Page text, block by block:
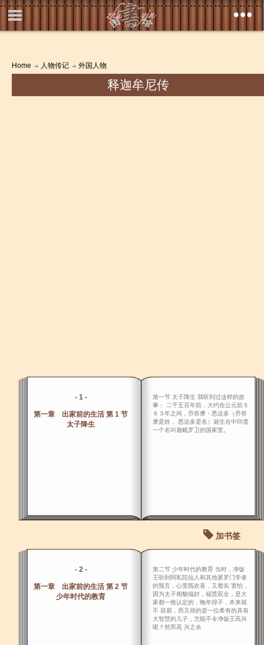
Home 人物传记 外国人物
释迦牟尼传
- 1 -
第一章 出家前的生活 第 1 节
太子降生
第一节 太子降生 我听到过这样的故
事： 二千五百年前，大约在公元前５
６３年之间，乔答摩・悉达多（乔答
摩是姓， 悉达多是名）诞生在中印度
一个名叫迦毗罗卫的国家里。
加书签
- 2 -
第一章 出家前的生活 第 2 节
少年时代的教育
第二节 少年时代的教育 当时，净饭
王听到阿私陀仙人和其他婆罗门学者
的预言，心里既欢喜，又着实 害怕，
因为太子相貌端好，福慧双全，是大
家都一致认定的，晚年得子，本来就
不 容易，而又得的是一位希有的具有
大智慧的儿子，怎能不令净饭王高兴
呢？然而高 兴之余